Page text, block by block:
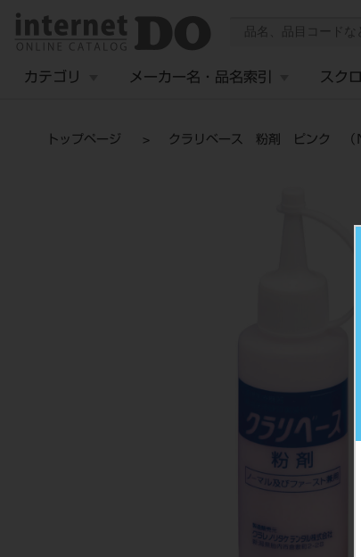
カテゴリ メーカー名・品名索引 スク
トップページ クラリベース 粉剤 ピンク （